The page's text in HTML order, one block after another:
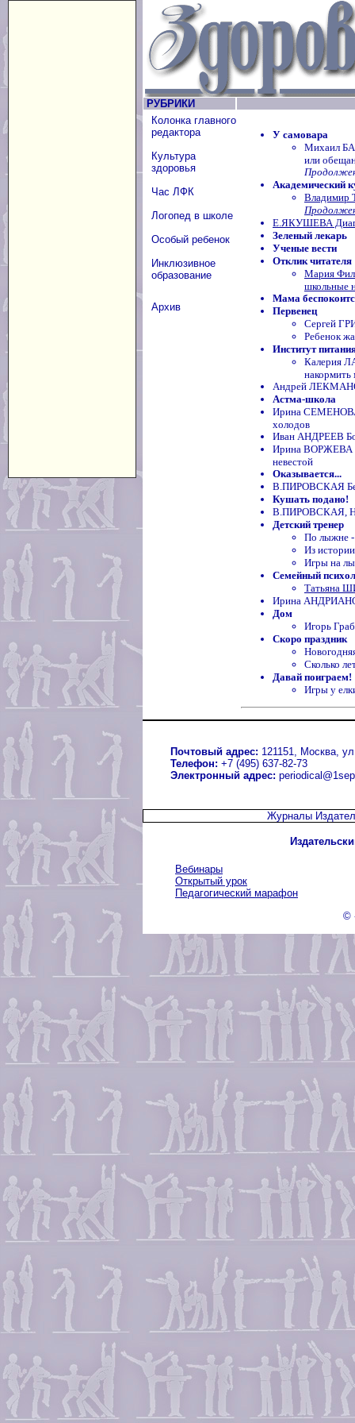
РУБРИКИ
Колонка главного
редактора
Культура
здоровья
Час ЛФК
Логопед в школе
Особый ребенок
Инклюзивное
образование
Архив
У самовара
Михаил
или
Академический
Владимир
Е.ЯКУШЕВА
Зеленый лекарь
Ученые вести
Отклик читателя
Мария
школьные
Мама
Первенец
Сергей
Ребенок
Институт
Калерия
Андрей
Астма-школа
Ирина СЕМЕНОВА
холодов
Иван АНДРЕЕВ
Ирина ВОРЖЕВА
невестой
Оказывается...
В.ПИРОВСКАЯ
Кушать подано!
В.ПИРОВСКАЯ,
Детский тренер
По лыжне -
Из
Игры на
Семейный
Татьяна
Ирина
Дом
Игорь
Скоро праздник
Сколько
Давай поиграем!
Игры у
Почтовый адрес: 121151, Москва,
Телефон: +7 (495) 637-82-73
Электронный адрес:
Журналы
Вебинары
Открытый урок
Педагогический марафон
©